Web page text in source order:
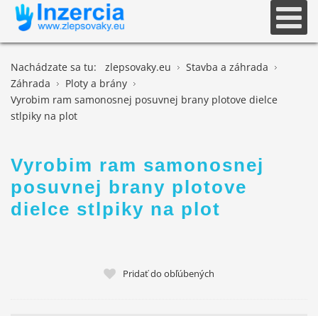
Nachádzate sa tu: zlepsovaky.eu
Stavba a záhrada
Záhrada
Ploty a brány
Vyrobim ram samonosnej posuvnej brany plotove dielce
stlpiky na plot
Vyrobim ram samonosnej
posuvnej brany plotove
dielce stlpiky na plot
Pridať do obľúbených